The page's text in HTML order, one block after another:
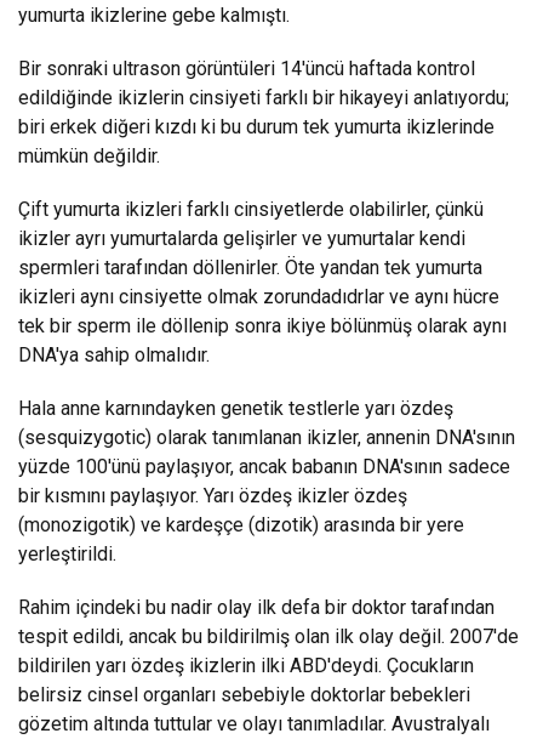
yumurta ikizlerine gebe kalmıştı.
Bir sonraki ultrason görüntüleri 14'üncü haftada kontrol
edildiğinde ikizlerin cinsiyeti farklı bir hikayeyi anlatıyordu;
biri erkek diğeri kızdı ki bu durum tek yumurta ikizlerinde
mümkün değildir.
Çift yumurta ikizleri farklı cinsiyetlerde olabilirler, çünkü
ikizler ayrı yumurtalarda gelişirler ve yumurtalar kendi
spermleri tarafından döllenirler. Öte yandan tek yumurta
ikizleri aynı cinsiyette olmak zorundadıdrlar ve aynı hücre
tek bir sperm ile döllenip sonra ikiye bölünmüş olarak aynı
DNA'ya sahip olmalıdır.
Hala anne karnındayken genetik testlerle yarı özdeş
(sesquizygotic) olarak tanımlanan ikizler, annenin DNA'sının
yüzde 100'ünü paylaşıyor, ancak babanın DNA'sının sadece
bir kısmını paylaşıyor. Yarı özdeş ikizler özdeş
(monozigotik) ve kardeşçe (dizotik) arasında bir yere
yerleştirildi.
Rahim içindeki bu nadir olay ilk defa bir doktor tarafından
tespit edildi, ancak bu bildirilmiş olan ilk olay değil. 2007'de
bildirilen yarı özdeş ikizlerin ilki ABD'deydi. Çocukların
belirsiz cinsel organları sebebiyle doktorlar bebekleri
gözetim altında tuttular ve olayı tanımladılar. Avustralyalı